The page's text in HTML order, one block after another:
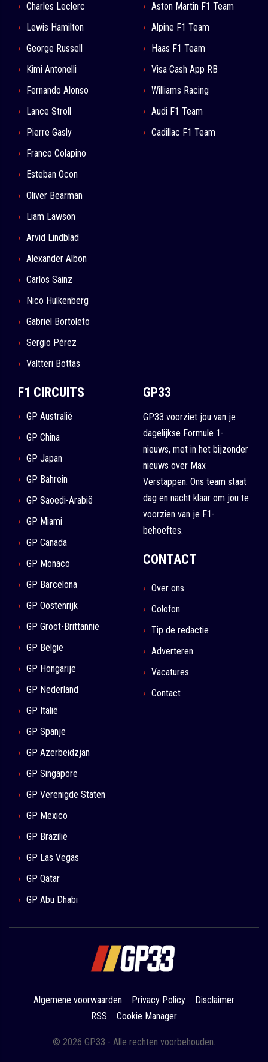
Charles Leclerc
Lewis Hamilton
George Russell
Kimi Antonelli
Fernando Alonso
Lance Stroll
Pierre Gasly
Franco Colapino
Esteban Ocon
Oliver Bearman
Liam Lawson
Arvid Lindblad
Alexander Albon
Carlos Sainz
Nico Hulkenberg
Gabriel Bortoleto
Sergio Pérez
Valtteri Bottas
Aston Martin F1 Team
Alpine F1 Team
Haas F1 Team
Visa Cash App RB
Williams Racing
Audi F1 Team
Cadillac F1 Team
F1 CIRCUITS
GP Australië
GP China
GP Japan
GP Bahrein
GP Saoedi-Arabië
GP Miami
GP Canada
GP Monaco
GP Barcelona
GP Oostenrijk
GP Groot-Brittannië
GP België
GP Hongarije
GP Nederland
GP Italië
GP Spanje
GP Azerbeidzjan
GP Singapore
GP Verenigde Staten
GP Mexico
GP Brazilië
GP Las Vegas
GP Qatar
GP Abu Dhabi
GP33
GP33 voorziet jou van je
dagelijkse Formule 1-
nieuws, met in het bijzonder
nieuws over Max
Verstappen. Ons team staat
dag en nacht klaar om jou te
voorzien van je F1-
behoeftes.
CONTACT
Over ons
Colofon
Tip de redactie
Adverteren
Vacatures
Contact
Algemene voorwaarden Privacy Policy
Disclaimer
RSS
Cookie Manager
© 2026 GP33 - Alle rechten voorbehouden.